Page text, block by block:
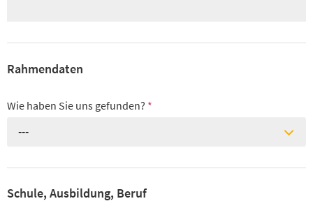
Rahmendaten
Wie haben Sie uns gefunden? *
---
Schule, Ausbildung, Beruf